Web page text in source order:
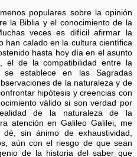
populares sobre la opinión
la Biblia y el conocimiento de la
veces es difícil afirmar la
han calado en la cultura científica
hasta hoy día en el asunto
el de la compatibilidad entre la
establece en las Sagradas
de la naturaleza y de
hipótesis y creencias con
válido si son verdad por
de la naturaleza de la
atención en Galileo Galilei, me
sin ánimo de exhaustividad,
aún con el riesgo de que sean
de la historia del saber que